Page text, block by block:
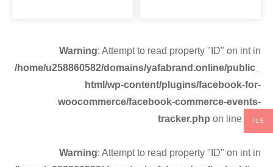
Warning: Attempt to read property "ID" on int in
/home/u258860582/domains/yafabrand.online/public_
html/wp-content/plugins/facebook-for-
woocommerce/facebook-commerce-events-
tracker.php on line 134
Warning: Attempt to read property "ID" on int in
ILS